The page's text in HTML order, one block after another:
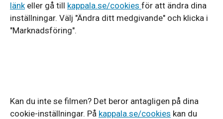
länkeller gå till kappala.se/cookies för att ändra dina
inställningar. Välj "Ändra ditt medgivande" och klicka i
"Marknadsföring".
Kan du inte se filmen? Det beror antagligen på dina
cookie-inställningar. På kappala.se/cookies kan du